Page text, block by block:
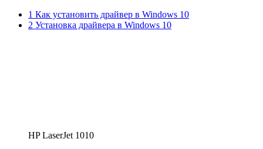
1 Как установить драйвер в Windows 10
2 Установка драйвера в Windows 10
HP LaserJet 1010